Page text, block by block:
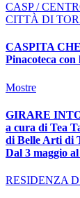
CASP /
CITTÀ DI
CASPITA
Pinacoteca
Mostre
GIRARE
a cura di Tea
di Belle Arti di
Dal 3 maggio
RESIDENZA